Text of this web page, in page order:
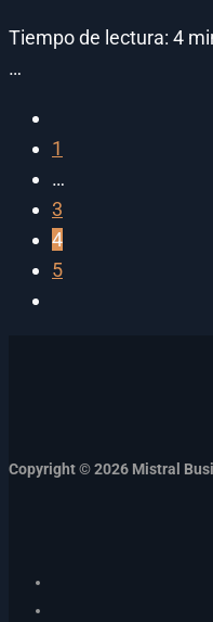
Tiempo de lectura: 4
…
1
…
3
4
5
Copyright © 2026 Mistral